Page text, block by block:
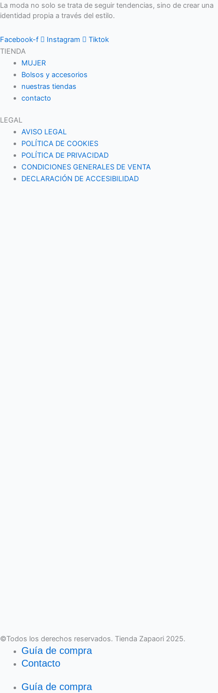
La moda no solo se trata de seguir tendencias, sino de crear una
identidad propia a través del estilo.
Facebook-f Instagram
Tiktok
TIENDA
MUJER
Bolsos y accesorios
nuestras tiendas
contacto
LEGAL
AVISO LEGAL
POLÍTICA DE COOKIES
POLÍTICA DE PRIVACIDAD
CONDICIONES GENERALES DE VENTA
DECLARACIÓN DE ACCESIBILIDAD
©Todos los derechos reservados. Tienda Zapaori 2025.
Guía de compra
Contacto
Guía de compra